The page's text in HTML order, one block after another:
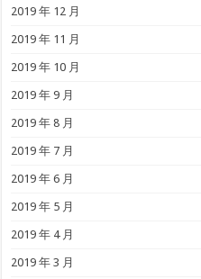
2019 年 12 月
2019 年 11 月
2019 年 10 月
2019 年 9 月
2019 年 8 月
2019 年 7 月
2019 年 6 月
2019 年 5 月
2019 年 4 月
2019 年 3 月